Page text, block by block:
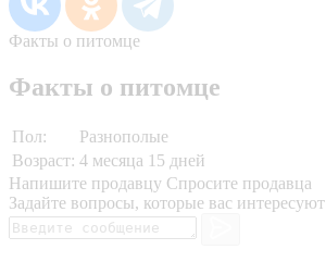
Факты о питомце
Факты о питомце
Пол:
Разнополые
Возраст: 4 месяца 15 дней
Напишите продавцу Спросите продавца
Задайте вопросы, которые вас интересуют